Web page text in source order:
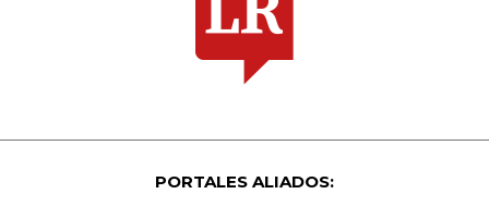
PORTALES ALIADOS: